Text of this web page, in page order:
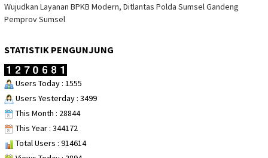
Wujudkan Layanan BPKB Modern, Ditlantas Polda Sumsel Gandeng
Pemprov Sumsel
STATISTIK PENGUNJUNG
Users Today : 1555
Users Yesterday : 3499
This Month : 28844
This Year : 344172
Total Users : 914614